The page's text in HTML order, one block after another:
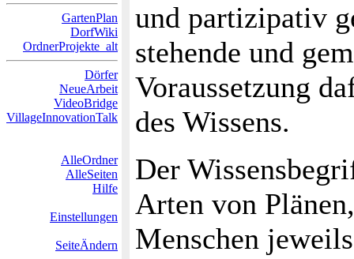
GartenPlan
DorfWiki
OrdnerProjekte_alt
Dörfer
NeueArbeit
VideoBridge
VillageInnovationTalk
AlleOrdner
AlleSeiten
Hilfe
Einstellungen
SeiteÄndern
und partizipativ
stehende und
Voraussetzung
des Wissens.
Der
Arten von
Menschen